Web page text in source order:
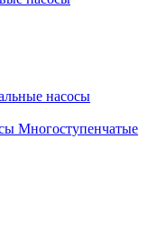
насосы
Многоступенчатые